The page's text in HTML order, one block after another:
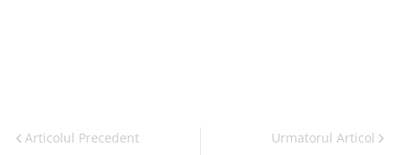
Articolul Precedent Urmatorul Articol